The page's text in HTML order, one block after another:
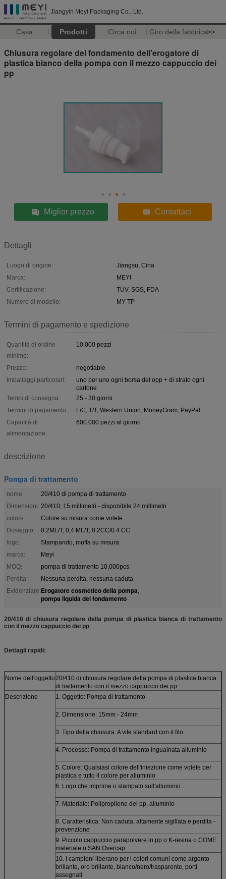
Jiangyin Meyi Packaging Co., Ltd.
Casa Prodotti Circa noi Giro della fabbrica>>
Chiusura regolare del fondamento dell'erogatore di
plastica bianco della pompa con il mezzo cappuccio dei
pp
Miglior prezzo Contattaci
Dettagli
Luogo di origine:
Jiangsu, Cina
Marca:
MEYI
Certificazione:
TUV, SGS, FDA
Numero di modello:
MY-TP
Termini di pagamento e spedizione
Quantità di ordine
minimo:
10.000 pezzi
Prezzo:
negotiable
Imballaggi particolari:
uno per uno ogni borsa del opp + di strato ogni
cartone
Tempi di consegna:
25 - 30 giorni
Termini di pagamento:
L/C, T/T, Western Union, MoneyGram, PayPal
Capacità di
alimentazione:
600.000 pezzi al giorno
descrizione
Pompa di trattamento
nome:
20/410 di pompa di trattamento
Dimensioni: 20/410; 15 millimetri - disponibile 24 millimetri
colore:
Colore su misura come volete
Dosaggio:
0.2ML/T, 0,4 ML/T; 0.2CC/0.4 CC
logo:
Stampando, muffa su misura
marca:
Meyi
MOQ:
pompa di trattamento 10,000pcs
Perdita:
Nessuna perdita, nessuna caduta
Evidenziare:Erogatore cosmetico della pompa,
pompa liquida del fondamento
20/410 di chiusura regolare della pompa di plastica bianca di trattamento
con il mezzo cappuccio dei pp
Dettagli rapidi:
Nome dell'oggetto20/410 di chiusura regolare della pompa di plastica bianca
di trattamento con il mezzo cappuccio dei pp
Descrizione
1. Oggetto: Pompa di trattamento
2. Dimensione: 15mm - 24mm
3. Tipo della chiusura: A vite standard con il filo
4. Processo: Pompa di trattamento inguainata alluminio
5. Colore: Qualsiasi colore dell'iniezione come volete per
plastica e tutto il colore per alluminio
6. Logo che imprime o stampato sull'alluminio
7. Materiale: Polipropilene dei pp, alluminio
8. Caratteristica: Non caduta, altamente sigillata e perdita -
prevenzione
9. Piccolo cappuccio parapolvere in pp o K-resina o COME
materiale o SAN Overcap
10. I campioni liberano per i colori comuni come argento
brillante, oro brillante, bianco/nero/trasparente, porti
assegnati.